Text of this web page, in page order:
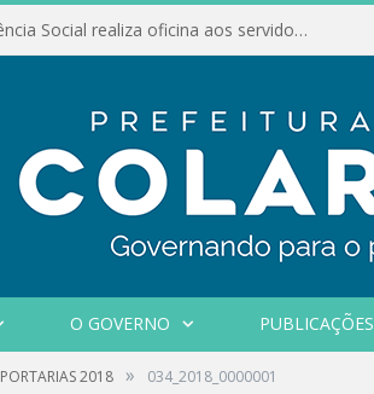
Conselho Municipal de Assistência Social realiza oficina aos servidores
O GOVERNO PUBLICAÇÕES
PORTARIAS 2018 » 034_2018_0000001